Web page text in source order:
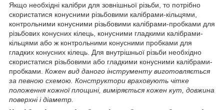
Якщо необхідні калібри для зовнішньої різьби, то потрібно
скористатися конусними різьбовими калібрами-кільцями,
контрольними конусними різьбовими калібрами-пробками для
різьбових конусних кілець, конусними гладкими калібрами-
кільцями або ж контрольними конусними пробками для
гладких конусних кілець. Для внутрішньої різьби необхідно
скористатися різьбовими або гладкими конусними калібрами-
пробками. Кожен вид даного інструменту виготовляється
за певною схемою. Конструктори враховують чітке
положення кожної площині, виміряється кожен кут, довжина
поверхні і діаметр.